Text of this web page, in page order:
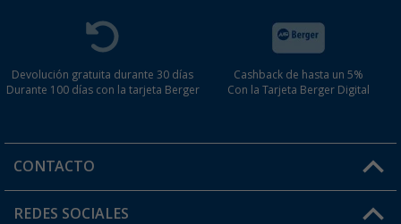
Devolución gratuita durante 30 días
Durante 100 días con la tarjeta Berger
Cashback de hasta un 5%
Con la Tarjeta Berger Digital
CONTACTO
Horario de atención al cliente:
REDES SOCIALES